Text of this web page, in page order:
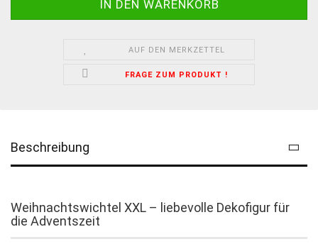
AUF DEN MERKZETTEL
FRAGE ZUM PRODUKT !
Beschreibung
Weihnachtswichtel XXL – liebevolle Dekofigur für
die Adventszeit